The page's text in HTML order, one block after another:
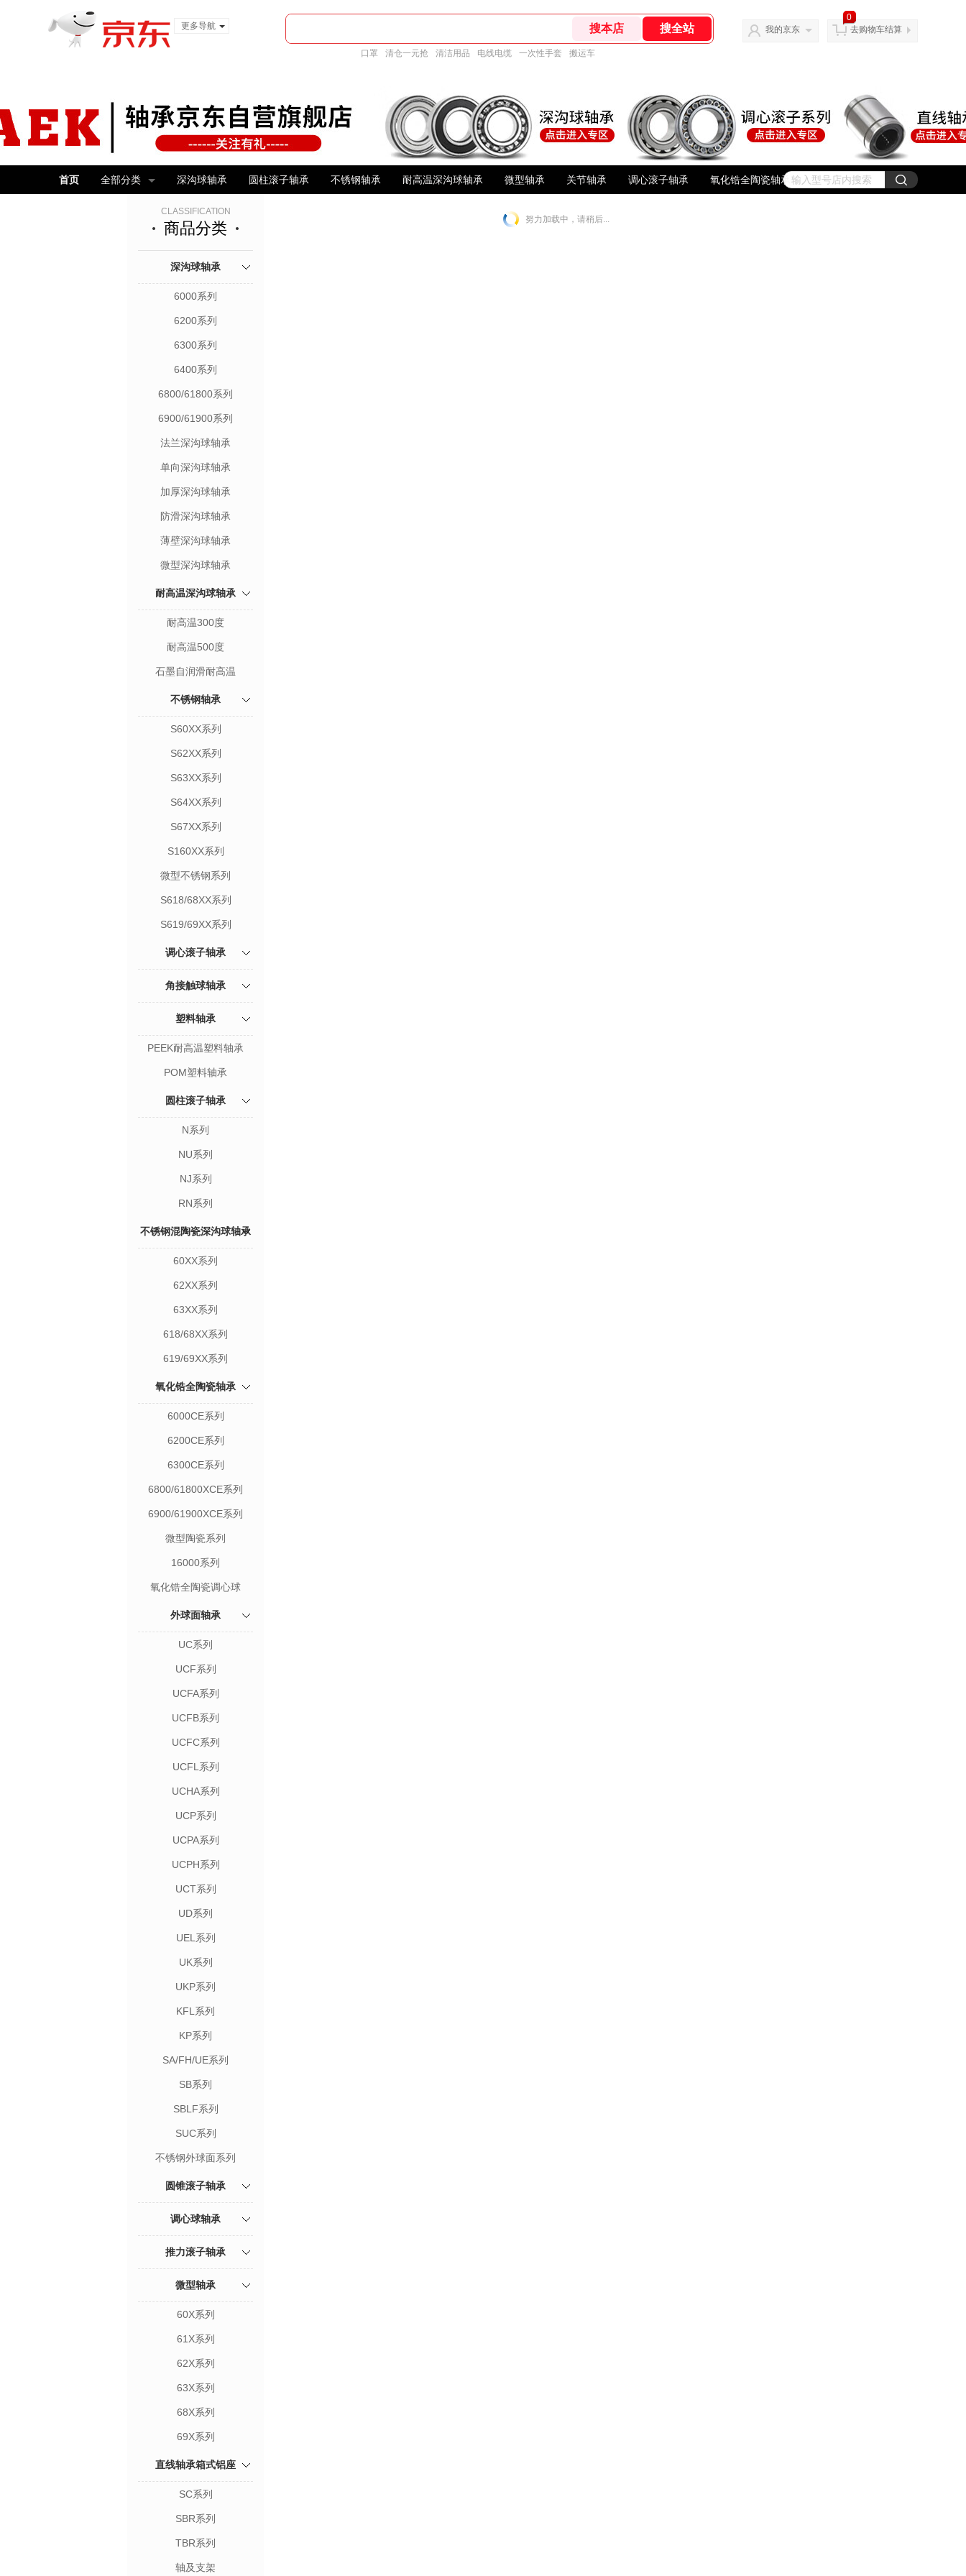
更多导航
口罩 清仓一元抢 清洁用品 电线电缆 一次性手套 搬运车
我的京东
0
去购物车结算
首页 全部分类 深沟球轴承 圆柱滚子轴承 不锈钢轴承 耐高温深沟球轴承 微型轴承 关节轴承 调心滚子轴承 氧化锆全陶瓷轴承
CLASSIFICATION
商品分类
深沟球轴承
6000系列
6200系列
6300系列
6400系列
6800/61800系列
6900/61900系列
法兰深沟球轴承
单向深沟球轴承
加厚深沟球轴承
防滑深沟球轴承
薄壁深沟球轴承
微型深沟球轴承
耐高温深沟球轴承
耐高温300度
耐高温500度
石墨自润滑耐高温
不锈钢轴承
S60XX系列
S62XX系列
S63XX系列
S64XX系列
S67XX系列
S160XX系列
微型不锈钢系列
S618/68XX系列
S619/69XX系列
调心滚子轴承
角接触球轴承
塑料轴承
PEEK耐高温塑料轴承
POM塑料轴承
圆柱滚子轴承
N系列
NU系列
NJ系列
RN系列
不锈钢混陶瓷深沟球轴承
60XX系列
62XX系列
63XX系列
618/68XX系列
619/69XX系列
氧化锆全陶瓷轴承
6000CE系列
6200CE系列
6300CE系列
6800/61800XCE系列
6900/61900XCE系列
微型陶瓷系列
16000系列
氧化锆全陶瓷调心球
外球面轴承
UC系列
UCF系列
UCFA系列
UCFB系列
UCFC系列
UCFL系列
UCHA系列
UCP系列
UCPA系列
UCPH系列
UCT系列
UD系列
UEL系列
UK系列
UKP系列
KFL系列
KP系列
SA/FH/UE系列
SB系列
SBLF系列
SUC系列
不锈钢外球面系列
圆锥滚子轴承
调心球轴承
推力滚子轴承
微型轴承
60X系列
61X系列
62X系列
63X系列
68X系列
69X系列
直线轴承箱式铝座
SC系列
SBR系列
TBR系列
轴及支架
努力加载中，请稍后...